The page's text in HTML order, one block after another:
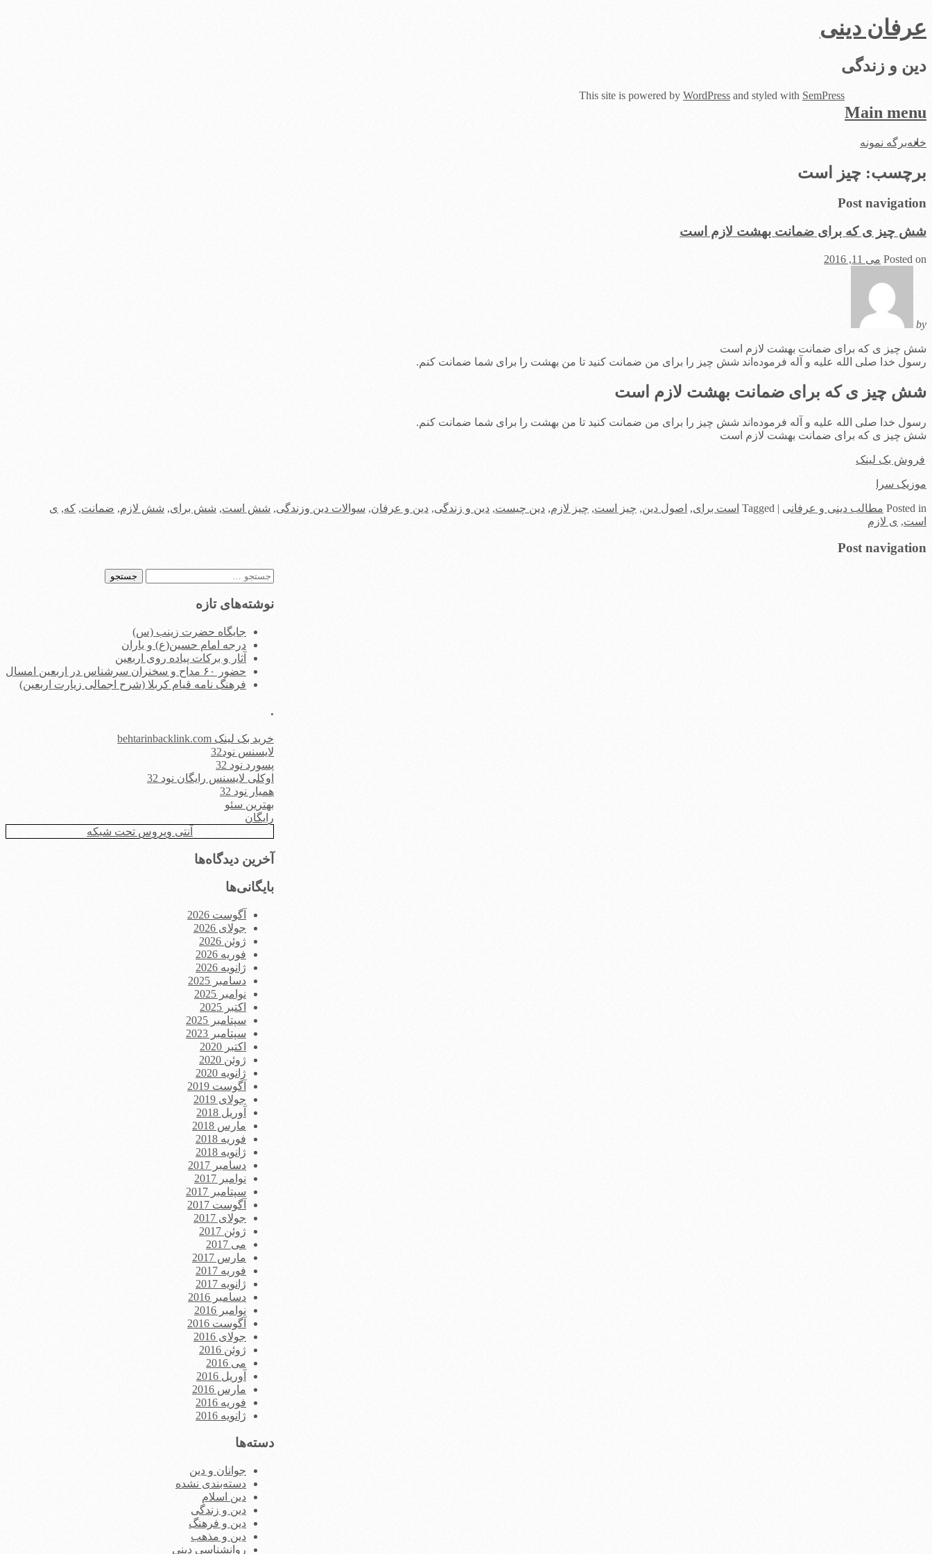
عرفان دینی
دین و زندگی
Main menu
Skip
خانهبرگه نمونه
برچسب: چيز است
Post navigation
شش چيز ی که برای ضمانت بهشت لازم است
Posted on می 11, 2016
by
شش چيز ی که برای ضمانت بهشت لازم است
رسول خدا صلی الله علیه و آله فرموده‌اند شش چيز را براى من ضمانت كنيد تا من بهشت را براى شما ضمانت كنم.
شش چيز ی که برای ضمانت بهشت لازم است
رسول خدا صلی الله علیه و آله فرموده‌اند شش چيز را براى من ضمانت كنيد تا من بهشت را براى شما ضمانت كنم.
شش چيز ی که برای ضمانت بهشت لازم است
فروش بک لینک
موزیک سرا
Posted in مطالب دینی و عرفانی |
Tagged است برای, اصول دین, چيز است, چيز لازم, دین چیست, دین و زندگی, دین و عرفان, سوالات دین وزندگی, شش است, شش برای, شش لازم, ضمانت, که, ی
است, ی لازم
Post navigation
جستجو
نوشته‌های تازه
جایگاه حضرت زینب (س)
درجه امام حسین(ع) و یاران
آثار و برکات پیاده روی اربعین
حضور ۶۰ مداح و سخنران سرشناس در اربعین امسال
فرهنگ نامه قیام کربلا (شرح اجمالی زیارت اربعین)
.
خرید بک لینک behtarinbacklink.com
لایسنس نود32
پسورد نود 32
اوکلی لایسنس رایگان نود 32
همیار نود 32
بهترین سئو
رایگان
آنتی ویروس تحت شبکه
آخرین دیدگاه‌ها
بایگانی‌ها
آگوست 2026
جولای 2026
ژوئن 2026
فوریه 2026
ژانویه 2026
دسامبر 2025
نوامبر 2025
اکتبر 2025
سپتامبر 2025
سپتامبر 2023
اکتبر 2020
ژوئن 2020
ژانویه 2020
آگوست 2019
جولای 2019
آوریل 2018
مارس 2018
فوریه 2018
ژانویه 2018
دسامبر 2017
نوامبر 2017
سپتامبر 2017
آگوست 2017
جولای 2017
ژوئن 2017
می 2017
مارس 2017
فوریه 2017
ژانویه 2017
دسامبر 2016
نوامبر 2016
آگوست 2016
جولای 2016
ژوئن 2016
می 2016
آوریل 2016
مارس 2016
فوریه 2016
ژانویه 2016
دسته‌ها
جوانان و دین
دسته‌بندی نشده
دین اسلام
دین و زندگی
دین و فرهنگ
دین و مذهب
روانشناسی دینی
This site is powered by WordPress and styled with SemPress